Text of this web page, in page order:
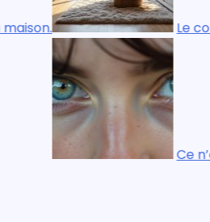
est essentiel dans chaque
qui compte, c’est ce que